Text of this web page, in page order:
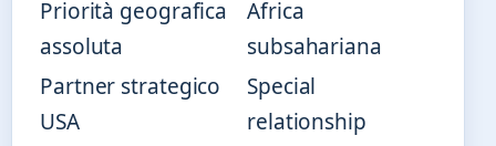
Priorità geografica
assoluta
Africa
subsahariana
Partner strategico
USA
Special
relationship